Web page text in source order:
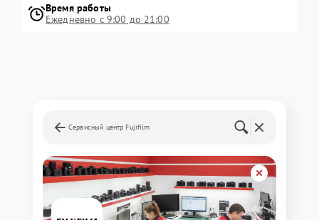
Время работы
Ежедневно с 9:00 до 21:00
Сервисный центр Fujifilm